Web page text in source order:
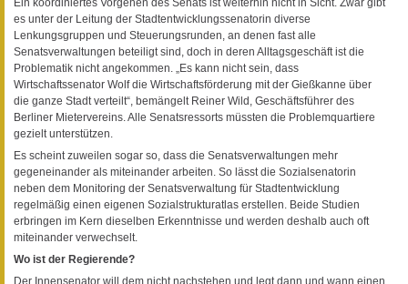
es unter der Leitung der Stadtentwicklungssenatorin diverse
Lenkungsgruppen und Steuerungsrunden, an denen fast alle
Senatsverwaltungen beteiligt sind, doch in deren Alltagsgeschäft ist die
Problematik nicht angekommen. „Es kann nicht sein, dass
Wirtschaftssenator Wolf die Wirtschaftsförderung mit der Gießkanne über
die ganze Stadt verteilt“, bemängelt Reiner Wild, Geschäftsführer des
Berliner Mietervereins. Alle Senatsressorts müssten die Problemquartiere
gezielt unterstützen.
Es scheint zuweilen sogar so, dass die Senatsverwaltungen mehr
gegeneinander als miteinander arbeiten. So lässt die Sozialsenatorin
neben dem Monitoring der Senatsverwaltung für Stadtentwicklung
regelmäßig einen eigenen Sozialstrukturatlas erstellen. Beide Studien
erbringen im Kern dieselben Erkenntnisse und werden deshalb auch oft
miteinander verwechselt.
Wo ist der Regierende?
Der Innensenator will dem nicht nachstehen und legt dann und wann einen